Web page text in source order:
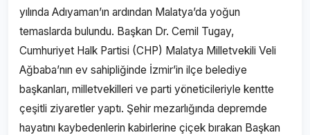
yılında Adıyaman’ın ardından Malatya’da yoğun
temaslarda bulundu. Başkan Dr. Cemil Tugay,
Cumhuriyet Halk Partisi (CHP) Malatya Milletvekili Veli
Ağbaba’nın ev sahipliğinde İzmir’in ilçe belediye
başkanları, milletvekilleri ve parti yöneticileriyle kentte
çeşitli ziyaretler yaptı. Şehir mezarlığında depremde
hayatını kaybedenlerin kabirlerine çiçek bırakan Başkan